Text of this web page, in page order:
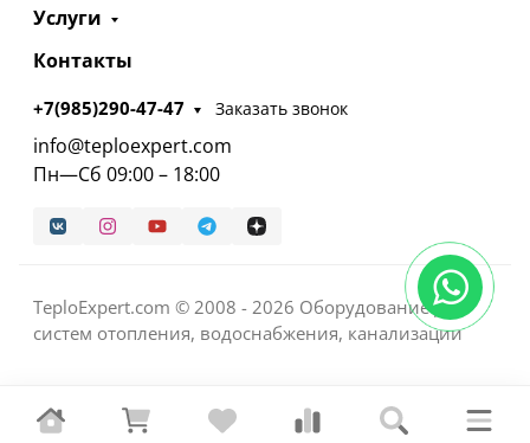
Услуги
Контакты
+7(985)290-47-47 Заказать звонок
info@teploexpert.com
Пн—Сб 09:00 – 18:00
TeploExpert.com © 2008 - 2026 Оборудование для
систем отопления, водоснабжения, канализации